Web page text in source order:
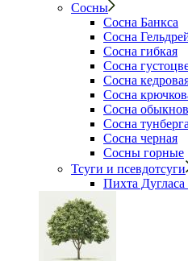
Сосны
Сосна Банкса
Сосна
Сосна гибкая
Сосна
Сосна
Сосна
Сосна
Сосна тунберга
Сосна черная
Сосны горные
Тсуги и псевдотсуги
Пихта